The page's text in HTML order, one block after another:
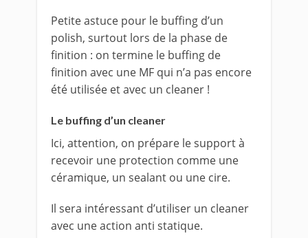
Petite astuce pour le buffing d’un
polish, surtout lors de la phase de
finition : on termine le buffing de
finition avec une MF qui n’a pas encore
été utilisée et avec un cleaner !
Le buffing d’un cleaner
Ici, attention, on prépare le support à
recevoir une protection comme une
céramique, un sealant ou une cire.
Il sera intéressant d’utiliser un cleaner
avec une action anti statique.